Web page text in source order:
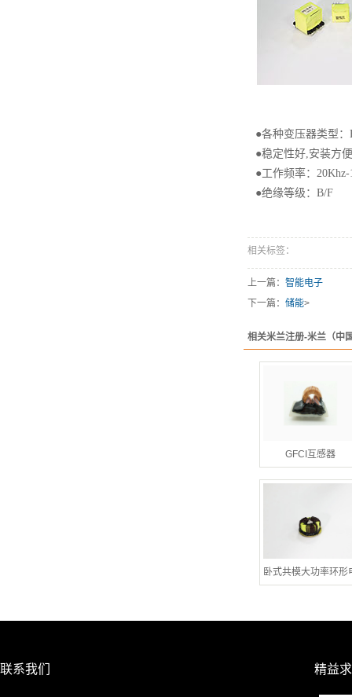
●各种变压器类型
●稳定性好,安装方便
●工作频率：20Khz-
●绝缘等级：B/F
相关标签：
上一篇： 智能电子
下一篇： 储能>
相关米兰注册-米兰（中
GFCI互感器
卧式共模大功率环形
联系我们 精益